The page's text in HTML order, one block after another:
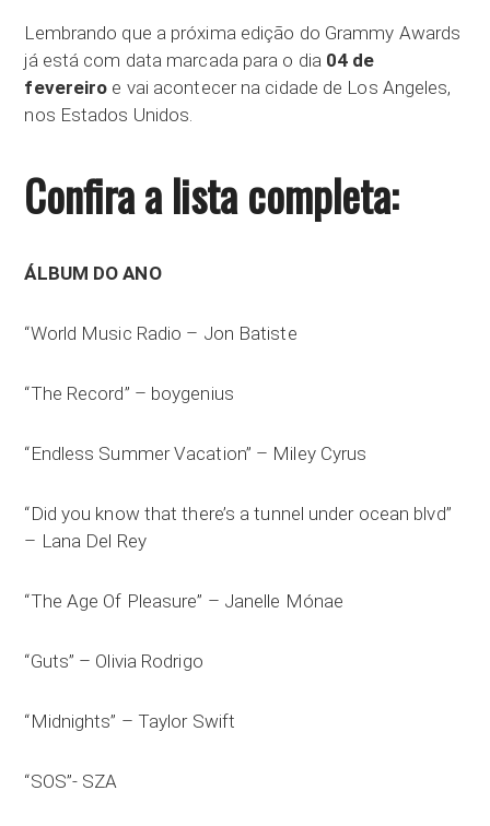
Lembrando que a próxima edição do Grammy Awards
já está com data marcada para o dia 04 de
fevereiro e vai acontecer na cidade de Los Angeles,
nos Estados Unidos.
Confira a lista completa:
ÁLBUM DO ANO
“World Music Radio – Jon Batiste
“The Record” – boygenius
“Endless Summer Vacation” – Miley Cyrus
“Did you know that there’s a tunnel under ocean blvd”
– Lana Del Rey
“The Age Of Pleasure” – Janelle Mónae
“Guts” – Olivia Rodrigo
“Midnights” – Taylor Swift
“SOS”- SZA